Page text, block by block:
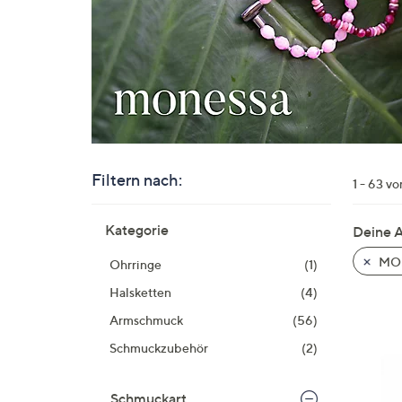
Sie
Filtern nach:
Produktliste
Kategorie
Ohrringe
(1)
Halsketten
(4)
Armschmuck
(56)
Schmuckzubehör
(2)
Schmuckart
1 - 63
Deine